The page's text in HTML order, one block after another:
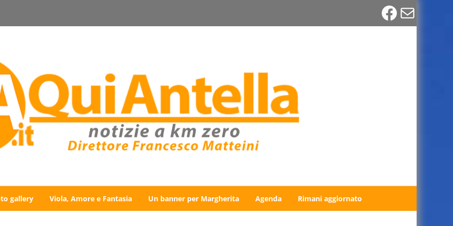
Email
gallery Viola, Amore e Fantasia Un banner per Margherita Agenda Rimani aggiornato